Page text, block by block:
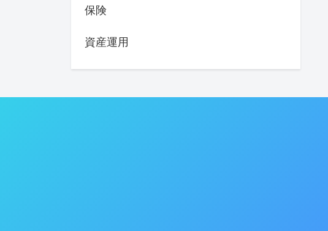
保険
資産運用